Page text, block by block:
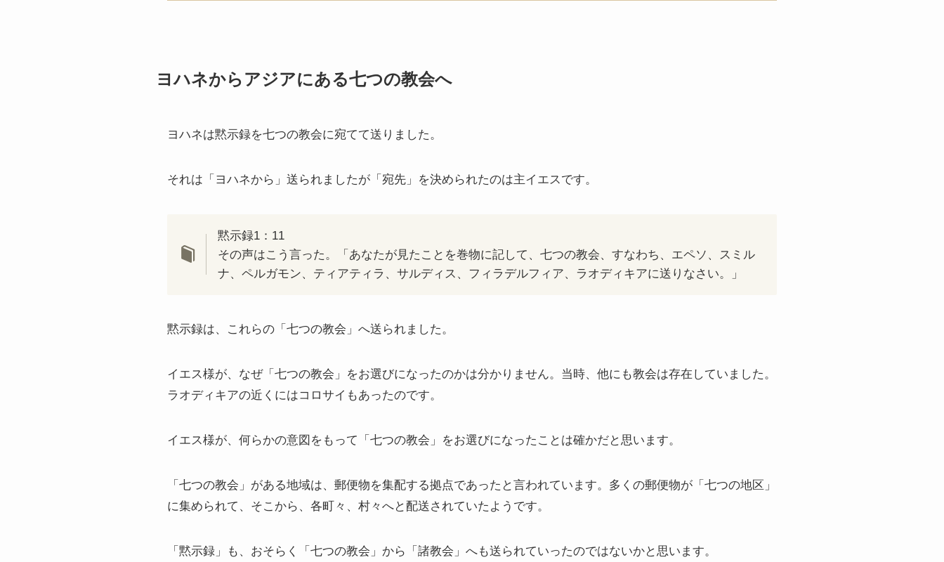
ヨハネからアジアにある七つの教会へ
ヨハネは黙示録を七つの教会に宛てて送りました。
それは「ヨハネから」送られましたが「宛先」を決められたのは主イエスです。
黙示録1：11
その声はこう言った。「あなたが見たことを巻物に記して、七つの教会、すなわち、エペソ、スミル
ナ、ペルガモン、ティアティラ、サルディス、フィラデルフィア、ラオディキアに送りなさい。」
黙示録は、これらの「七つの教会」へ送られました。
イエス様が、なぜ「七つの教会」をお選びになったのかは分かりません。当時、他にも教会は存在していました。
ラオディキアの近くにはコロサイもあったのです。
イエス様が、何らかの意図をもって「七つの教会」をお選びになったことは確かだと思います。
「七つの教会」がある地域は、郵便物を集配する拠点であったと言われています。多くの郵便物が「七つの地区」
に集められて、そこから、各町々、村々へと配送されていたようです。
「黙示録」も、おそらく「七つの教会」から「諸教会」へも送られていったのではないかと思います。